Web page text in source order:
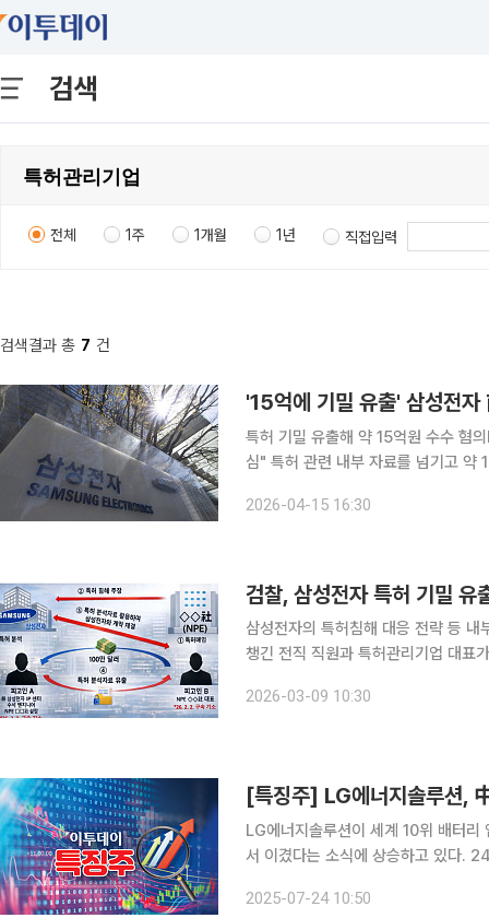
검색
전체 1주 1개월 1년 직접입력
검색결과 총 7 건
'15억에 기밀 유출' 삼성전
특허 기밀 유출해 약 15억원 수수 혐
심" 특허 관련 내부 자료를 넘기고 약 15억원을 받은 혐의로 재판에 넘겨진 삼성전자 전 직원이 추가
위조, 부정경쟁방지법 위반 혐의 등을
2026-04-15 16:30
검찰, 삼성전자 특허 기밀 유
삼성전자의 특허침해 대응 전략 등
챙긴 전직 직원과 특허관리기업 대표
검사 박경택)는 삼성전자 IP센터 직
2026-03-09 10:30
[특징주] LG에너지솔루션,
LG에너지솔루션이 세계 10위 배터
서 이겼다는 소식에 상승하고 있다. 24일 오전 10시 38분 현재 LG에너지솔루션은 전 거래일보다
다. LG에너지솔루션 특허 라이선스
2025-07-24 10:50